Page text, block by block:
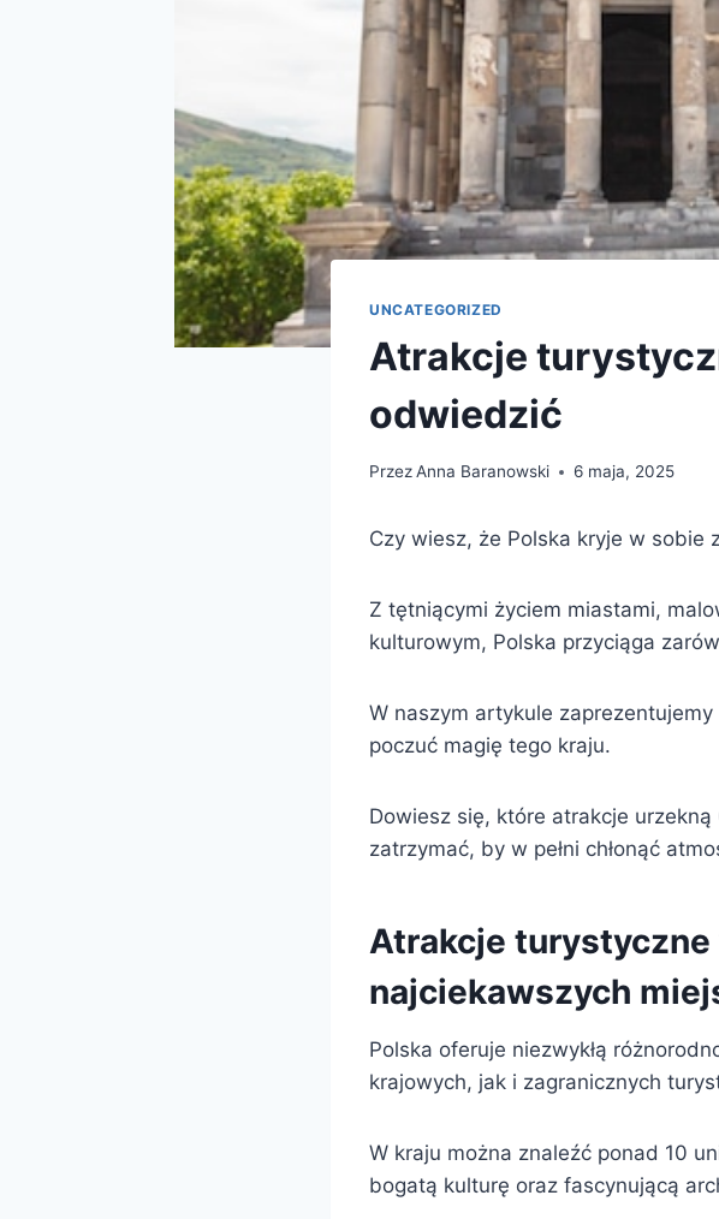
UNCATEGORIZED
Atrakcje
odwiedzić
PrzezAnna Baranowski 6 maja, 2025
Czy wiesz, że Polska kryje w sobie
Z tętniącymi życiem miastami,
kulturowym, Polska przyciąga
W naszym artykule
poczuć magię tego kraju.
Dowiesz się, które atrakcje
zatrzymać, by w pełni chłonąć
Atrakcje turystyczne
najciekawszych
Polska oferuje niezwykłą
krajowych, jak i zagranicznych
W kraju można znaleźć ponad 10
bogatą kulturę oraz fascynującą